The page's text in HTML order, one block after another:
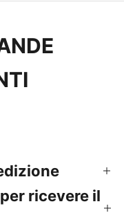
ricevere il